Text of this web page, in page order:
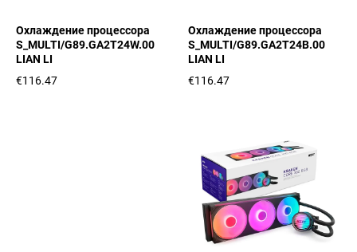
Охлаждение процессора
S_MULTI/G89.GA2T24W.00
LIAN LI
€116.47
Охлаждение процессора
S_MULTI/G89.GA2T24B.00
LIAN LI
€116.47